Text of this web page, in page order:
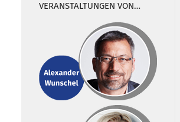
VERANSTALTUNGEN VON…